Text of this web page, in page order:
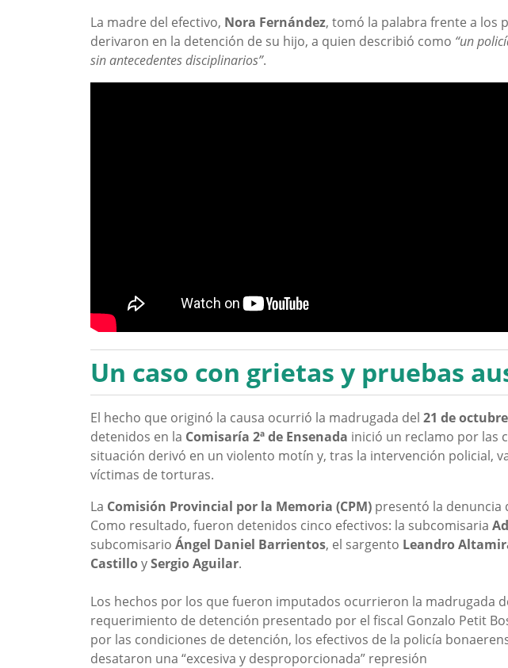
La madre del efectivo, Nora Fernández, tomó la palabra frente a los
derivaron en la detención de su hijo, a quien describió como “un
sin antecedentes disciplinarios”.
Un caso con grietas y pruebas
El hecho que originó la causa ocurrió la madrugada del 21 de
detenidos en la Comisaría 2ª de Ensenada inició un reclamo por las
situación derivó en un violento motín y, tras la intervención policial,
víctimas de torturas.
La Comisión Provincial por la Memoria (CPM) presentó la denuncia
Como resultado, fueron detenidos cinco efectivos: la subcomisaria
subcomisario Ángel Daniel Barrientos, el sargento Leandro
CastilloySergio Aguilar.
Los hechos por los que fueron imputados ocurrieron la madrugada
requerimiento de detención presentado por el fiscal Gonzalo Petit
por las condiciones de detención, los efectivos de la policía
desataron una “excesiva y desproporcionada” represión